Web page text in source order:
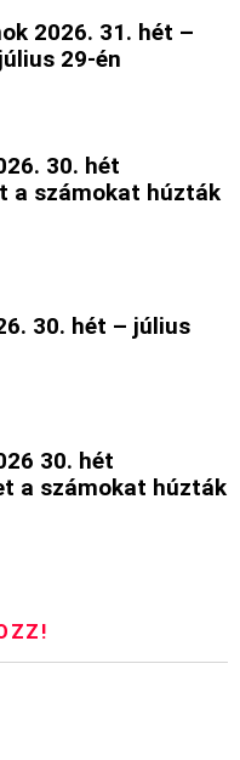
2026. 31. hét –
29-én
30. hét
a számokat húzták
30. hét – július
30. hét
a számokat húzták